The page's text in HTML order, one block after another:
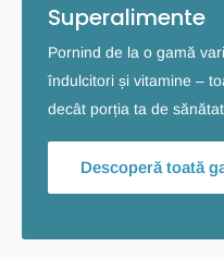
Superalimente
Pornind de la o gamă
îndulcitori și vitamine –
decât porția ta de
Descoperă toată